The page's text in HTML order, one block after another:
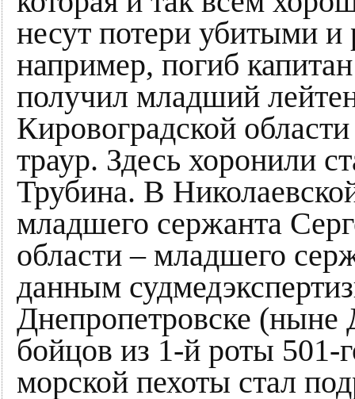
несут потери убитыми
например, погиб
получил младший
Кировоградской
траур. Здесь хоронили
Трубина. В
младшего сержанта
области – младшего
данным
Днепропетровске (ныне
бойцов из 1-й роты 501-
морской пехоты стал